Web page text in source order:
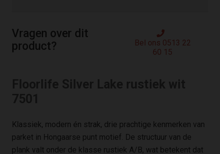
Vragen over dit
product?
Bel ons 0513 22
60 15
Klassiek, modern én strak, drie prachtige kenmerken van
parket in Hongaarse punt motief. De structuur van de
plank valt onder de klasse rustiek A/B, wat betekent dat